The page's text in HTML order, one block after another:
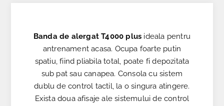
Banda de alergat T4000 plus ideala pentru
antrenament acasa. Ocupa foarte putin
spatiu, fiind pliabila total, poate fi depozitata
sub pat sau canapea. Consola cu sistem
dublu de control tactil, la o singura atingere.
Exista doua afisaje ale sistemului de control